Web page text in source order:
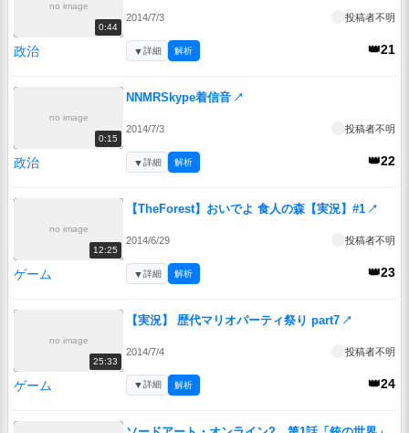
no image
0:44
2014/7/3 投稿者不明
政治 👑21
▼詳細 解析
no image
0:15
NNMRSkype着信音 ↗
2014/7/3 投稿者不明
政治 👑22
▼詳細 解析
no image
12:25
【TheForest】おいでよ 食人の森【実況】#1 ↗
2014/6/29 投稿者不明
ゲーム 👑23
▼詳細 解析
no image
25:33
【実況】 歴代マリオパーティ祭り part7 ↗
2014/7/4 投稿者不明
ゲーム 👑24
▼詳細 解析